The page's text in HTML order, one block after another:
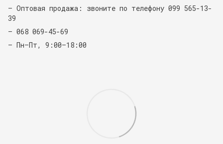
— Оптовая продажа: звоните по телефону 099 565-13-
39
— 068 069-45-69
— Пн–Пт, 9:00–18:00